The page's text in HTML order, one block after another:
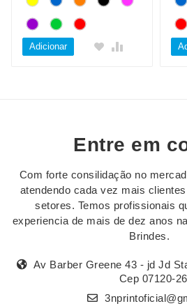
Adicionar
Entre em
Com forte consilidação no
atendendo cada vez mais
setores. Temos profissionais
experiencia de mais de dez anos
Brindes.
Av Barber Greene 43 - jd Jd
Cep 07120-